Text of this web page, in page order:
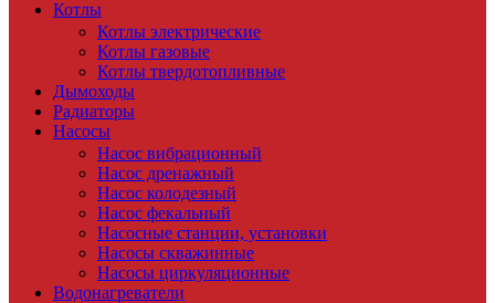
Котлы
Котлы электрические
Котлы газовые
Котлы твердотопливные
Дымоходы
Радиаторы
Насосы
Насос вибрационный
Насос дренажный
Насос колодезный
Насос фекальный
Насосные станции, установки
Насосы скважинные
Насосы циркуляционные
Водонагреватели